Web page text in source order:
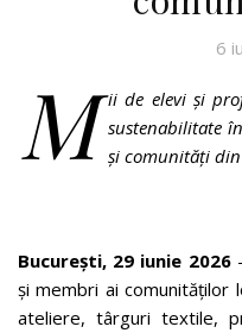
6
M ii de elevi și
sustenabilitate
și comunități
București, 29 iunie 2026
și membri ai comunităților
ateliere, târguri textile,